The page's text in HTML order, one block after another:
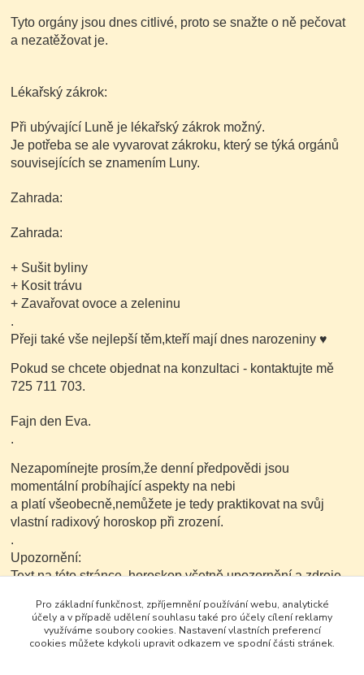
Tyto orgány jsou dnes citlivé, proto se snažte o ně pečovat
a nezatěžovat je.
Lékařský zákrok:
Při ubývající Luně je lékařský zákrok možný.
Je potřeba se ale vyvarovat zákroku, který se týká orgánů
souvisejících se znamením Luny.
Zahrada:
Zahrada:
+ Sušit byliny
+ Kosit trávu
+ Zavařovat ovoce a zeleninu
.
Přeji také vše nejlepší těm,kteří mají dnes narozeniny♥
Pokud se chcete objednat na konzultaci - kontaktujte mě
725 711 703.
Fajn den Eva.
.
Nezapomínejte prosím,že denní předpovědi jsou
momentální probíhající aspekty na nebi
a platí všeobecně,nemůžete je tedy praktikovat na svůj
vlastní radixový horoskop při zrození.
.
Upozornění:
Text na této stránce ,horoskop včetně upozornění a zdroje
kopírovat nekomerčním
způsobem..
Pro základní funkčnost, zpříjemnění používání webu, analytické
účely a v případě udělení souhlasu také pro účely cílení reklamy
využíváme soubory cookies. Nastavení vlastních preferencí
cookies můžete kdykoli upravit odkazem ve spodní části stránek.